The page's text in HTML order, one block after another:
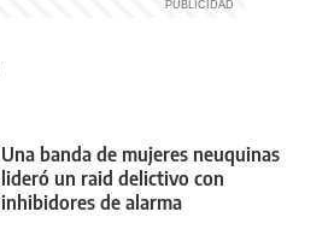
Una banda de mujeres neuquinas
lideró un raid delictivo con
inhibidores de alarma